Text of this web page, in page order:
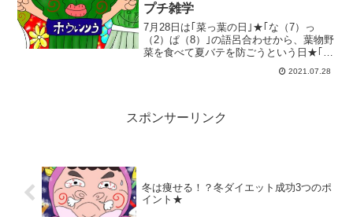
プチ雑学
7月28日は｢菜っ葉の日｣★｢な（7）っ
（2）ぱ（8）｣の語呂合わせから、葉物野
菜を食べて夏バテを防ごうという日★｢菜
っ葉｣とは、野菜の葉または葉の部分を食
用とする野菜のこと。｢菜っ葉｣の代表格
2021.07.28
スポンサーリンク
冬は痩せる！？冬ダイエット成功3つのポ
イント★